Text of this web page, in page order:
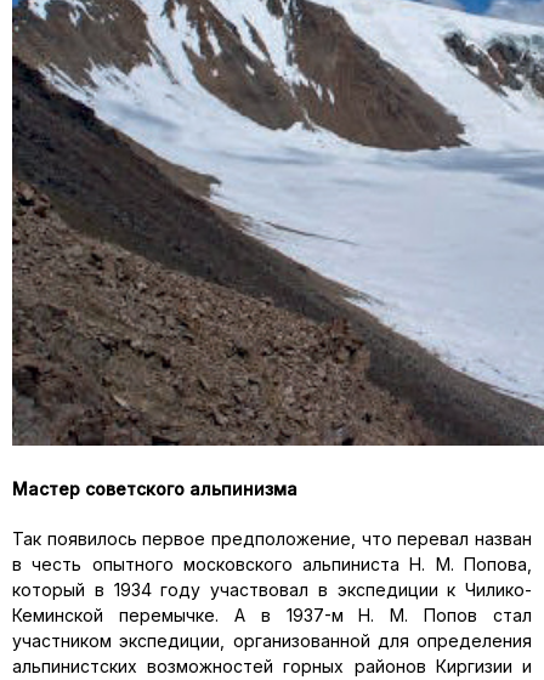
Мастер советского альпинизма
Так появилось первое предположение, что перевал назван
в честь опытного московского альпиниста Н. М. Попова,
который в 1934 году участвовал в экспедиции к Чилико-
Кеминской перемычке. А в 1937-м Н. М. Попов стал
участником экспедиции, организованной для определения
альпинистских возможностей горных районов Киргизии и